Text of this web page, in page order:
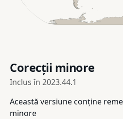
Corecții minore
Inclus în 2023.44.1
Această versiune conține
minore